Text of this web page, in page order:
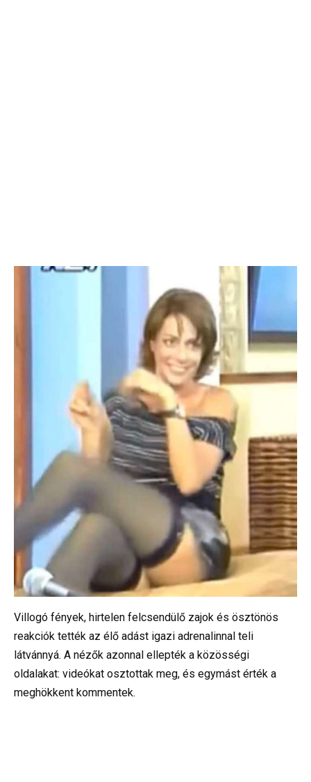
Villogó fények, hirtelen felcsendülő zajok és ösztönös
reakciók tették az élő adást igazi adrenalinnal teli
látvánnyá. A nézők azonnal ellepték a közösségi
oldalakat: videókat osztottak meg, és egymást érték a
meghökkent kommentek.